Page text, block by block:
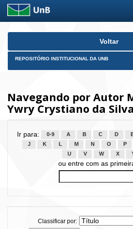
Skip
Voltar
REPOSITÓRIO INSTITUCIONAL DA UNB
Navegando por Autor
Ywry Crystiano da Silva
Ir para: 0-9 A B C D
J
K L M N O P
U
V W X
ou entre com as
Classificar por: